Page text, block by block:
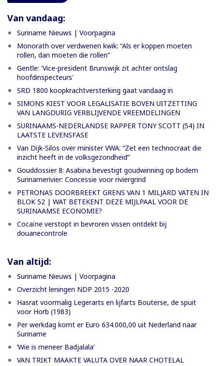
Van vandaag:
Suriname Nieuws | Voorpagina
Monorath over verdwenen kwik: “Als er koppen moeten
rollen, dan moeten die rollen”
Gentle: 'Vice-president Brunswijk zit achter ontslag
hoofdinspecteurs'
SRD 1800 koopkrachtversterking gaat vandaag in
SIMONS KIEST VOOR LEGALISATIE BOVEN UITZETTING
VAN LANGDURIG VERBLIJVENDE VREEMDELINGEN
SURINAAMS-NEDERLANDSE RAPPER TONY SCOTT (54) IN
LAATSTE LEVENSFASE
Van Dijk-Silos over minister VWA: “Zet een technocraat die
inzicht heeft in de volksgezondheid”
Gouddossier 8: Asabina bevestigt goudwinning op bodem
Surinamerivier: Concessie voor riviergrind
PETRONAS DOORBREEKT GRENS VAN 1 MILJARD VATEN IN
BLOK 52 | WAT BETEKENT DEZE MIJLPAAL VOOR DE
SURINAAMSE ECONOMIE?
Cocaïne verstopt in bevroren vissen ontdekt bij
douanecontrole
Van altijd:
Suriname Nieuws | Voorpagina
Overzicht leningen NDP 2015 -2020
Hasrat voormalig Legerarts en lijfarts Bouterse, de spuit
voor Horb (1983)
Per werkdag komt er Euro 634.000,00 uit Nederland naar
Suriname
‘Wie is meneer Badjalala’
VAN TRIKT MAAKTE VALUTA OVER NAAR CHOTELAL